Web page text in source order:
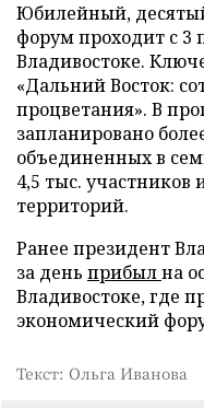
Юбилейный,
форум проходит с 3
Владивостоке.
«Дальний Восток:
процветания». В
запланировано
объединенных в
4,5 тыс. участников
территорий.
Ранее президент
за день прибылна
Владивостоке, где
экономический
Текст: Ольга Иванова